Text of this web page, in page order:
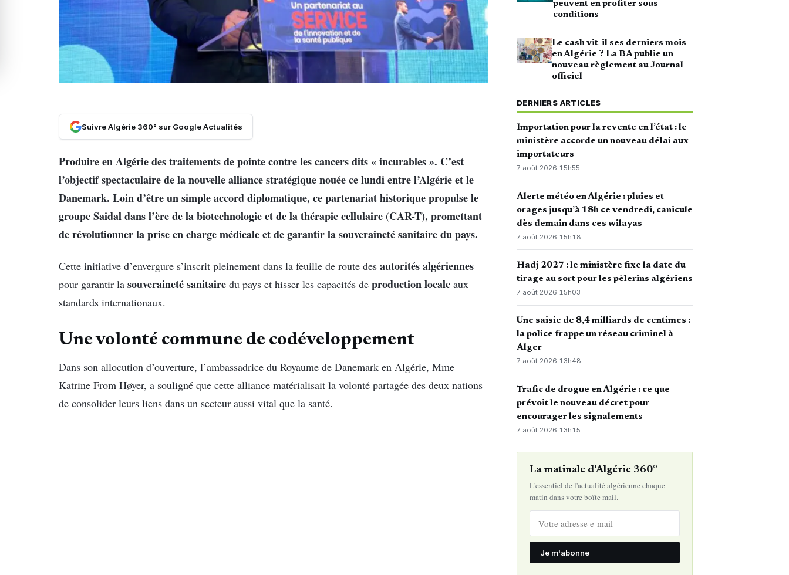
Suivre Algérie 360° sur Google Actualités
Produire en Algérie des traitements de pointe contre les cancers dits « incurables ». C’est
l’objectif spectaculaire de la nouvelle alliance stratégique nouée ce lundi entre l’Algérie et le
Danemark. Loin d’être un simple accord diplomatique, ce partenariat historique propulse le
groupe Saidal dans l’ère de la biotechnologie et de la thérapie cellulaire (CAR-T), promettant
de révolutionner la prise en charge médicale et de garantir la souveraineté sanitaire du pays.
Cette initiative d’envergure s’inscrit pleinement dans la feuille de route des autorités algériennes
pour garantir la souveraineté sanitaire du pays et hisser les capacités de production locale aux
standards internationaux.
Une volonté commune de codéveloppement
Dans son allocution d’ouverture, l’ambassadrice du Royaume de Danemark en Algérie, Mme
Katrine From Høyer, a souligné que cette alliance matérialisait la volonté partagée des deux nations
de consolider leurs liens dans un secteur aussi vital que la santé.
peuvent en profiter sous
conditions
Le cash vit-il ses derniers mois
en Algérie ? La BA publie un
nouveau règlement au Journal
officiel
DERNIERS ARTICLES
Importation pour la revente en l’état : le
ministère accorde un nouveau délai aux
importateurs
7 août 2026·15h55
Alerte météo en Algérie : pluies et
orages jusqu’à 18h ce vendredi, canicule
dès demain dans ces wilayas
7 août 2026· 15h18
Hadj 2027 : le ministère fixe la date du
tirage au sort pour les pèlerins algériens
7 août 2026·15h03
Une saisie de 8,4 milliards de centimes :
la police frappe un réseau criminel à
Alger
7 août 2026·13h48
Trafic de drogue en Algérie : ce que
prévoit le nouveau décret pour
encourager les signalements
7 août 2026· 13h15
La matinale d'Algérie 360°
L'essentiel de l'actualité algérienne chaque
matin dans votre boîte mail.
Je m'abonne